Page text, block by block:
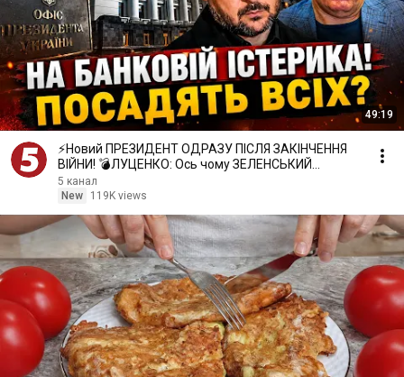
49:19
⚡️Новий ПРЕЗИДЕНТ ОДРАЗУ ПІСЛЯ ЗАКІНЧЕННЯ
ВІЙНИ! 💣ЛУЦЕНКО: Ось чому ЗЕЛЕНСЬКИЙ
РОЗІГНАВ ВСІХ
5 канал
New
119K views